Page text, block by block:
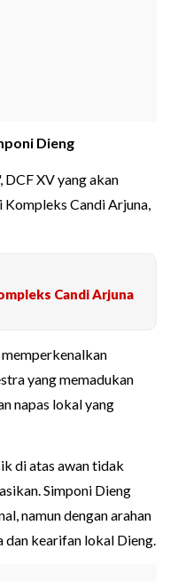
Dieng
XV yang akan
Candi Arjuna,
Candi Arjuna
yang memadukan
napas lokal yang
di atas awan tidak
Simponi Dieng
namun dengan arahan
dan kearifan lokal Dieng.